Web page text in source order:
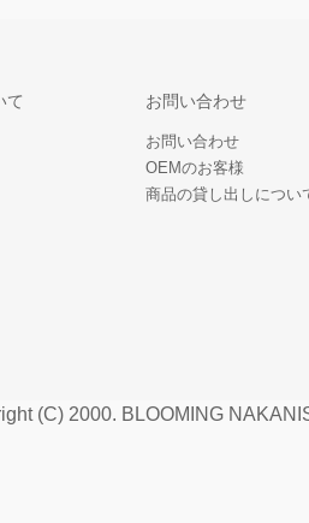
て お問い合わせ
お問い合わせ
OEMのお客様
商品の貸し出しについ
(C) 2000. BLOOMING